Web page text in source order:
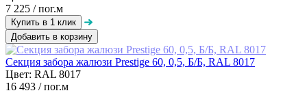
7 225 / пог.м
Добавить в корзину
Секция забора жалюзи Prestige 60, 0,5, Б/Б, RAL 8017
Цвет: RAL 8017
16 493 / пог.м